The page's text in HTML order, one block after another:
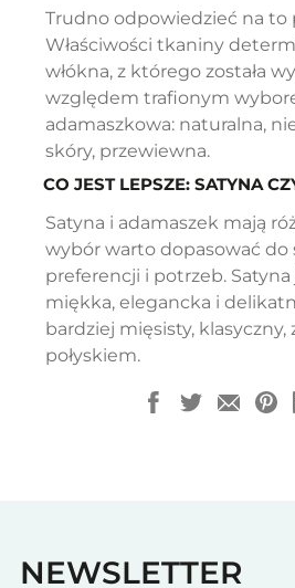
Trudno odpowiedzieć na to
Właściwości tkaniny
włókna, z którego została
względem trafionym
adamaszkowa: naturalna,
skóry, przewiewna.
CO JEST LEPSZE: SATYNA
Satyna i adamaszek mają
wybór warto dopasować do
preferencji i potrzeb. Satyna
miękka, elegancka i
bardziej mięsisty,
połyskiem.
NEWSLETTER